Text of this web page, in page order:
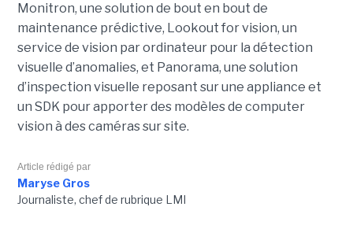
Monitron, une solution de bout en bout de
maintenance prédictive, Lookout for vision, un
service de vision par ordinateur pour la détection
visuelle d’anomalies, et Panorama, une solution
d’inspection visuelle reposant sur une appliance et
un SDK pour apporter des modèles de computer
vision à des caméras sur site.
Article rédigé par
Maryse Gros
Journaliste, chef de rubrique LMI